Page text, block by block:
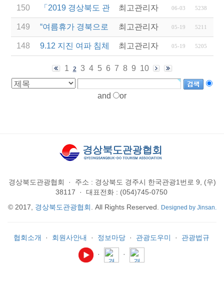
150 「2019 경상북도 관광 청년인턴제」실시업체 추가
최고관리자 06-03 5238
149 “여름휴가 경북으로 오세요~!” 서울역 경북관광 홍
최고관리자 05-19 5211
148 9.12 지진 여파 침체된 관광산업 회복을 위한 대국
최고관리자 05-19 5205
1 2 3 4 5 6 7 8 9 10
and or
경상북도관광협회 ·
주소 : 경상북도 경주시 한국관광1번로 9, (우)
38117
·
대표전화 : (054)745-0750
© 2017, 경상북도관광협회 . All Rights Reserved. Designed by Jinsan.
협회소개 · 회원사안내 · 정보마당 · 관광도우미 · 관광법규
· ·